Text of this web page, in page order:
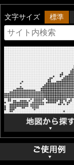
文字サイズ 標準